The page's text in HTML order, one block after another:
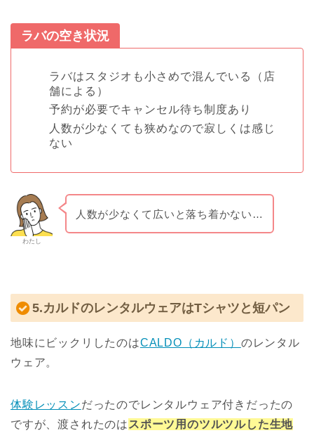
ラバの空き状況
ラバはスタジオも小さめで混んでいる（店
舗による）
予約が必要でキャンセル待ち制度あり
人数が少なくても狭めなので寂しくは感じ
ない
わたし
人数が少なくて広いと落ち着かない…
5.カルドのレンタルウェアはTシャツと短パン
地味にビックリしたのはCALDO（カルド） のレンタル
ウェア。
体験レッスンだったのでレンタルウェア付きだったの
ですが、渡されたのは スポーツ用のツルツルした生地